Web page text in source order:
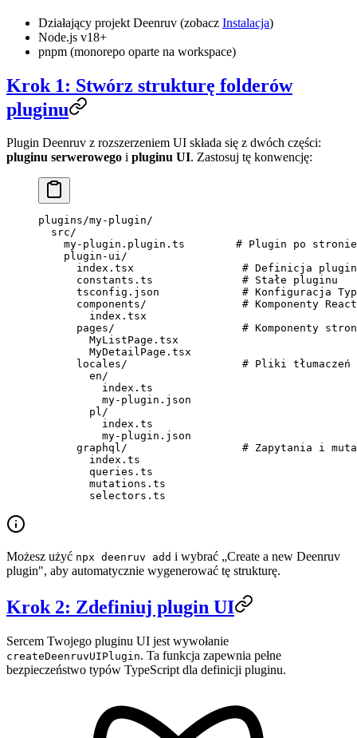
Działający projekt Deenruv (zobacz Instalacja)
Node.js v18+
pnpm (monorepo oparte na workspace)
Krok 1: Stwórz strukturę folderów
pluginu
Plugin Deenruv z rozszerzeniem UI składa się z dwóch części:
pluginu serwerowego i pluginu UI. Zastosuj tę konwencję:
plugins/my-plugin/
  src/
my-plugin.plugin.ts        # Plugin po
    plugin-ui/
index.tsx                 # Definicja
      constants.ts              # Stałe pluginu
tsconfig.json             # Konfiguracja
      components/               # Komponenty React
        index.tsx
      pages/                    # Komponenty stron
        MyListPage.tsx
        MyDetailPage.tsx
locales/                  # Pliki tłumaczeń
        en/
          index.ts
          my-plugin.json
        pl/
          index.ts
          my-plugin.json
graphql/                  # Zapytania i
        index.ts
        queries.ts
        mutations.ts
        selectors.ts
Możesz użyć npx deenruv add i wybrać „Create a new Deenruv
plugin", aby automatycznie wygenerować tę strukturę.
Krok 2: Zdefiniuj plugin UI
Sercem Twojego pluginu UI jest wywołanie
createDeenruvUIPlugin. Ta funkcja zapewnia pełne
bezpieczeństwo typów TypeScript dla definicji pluginu.